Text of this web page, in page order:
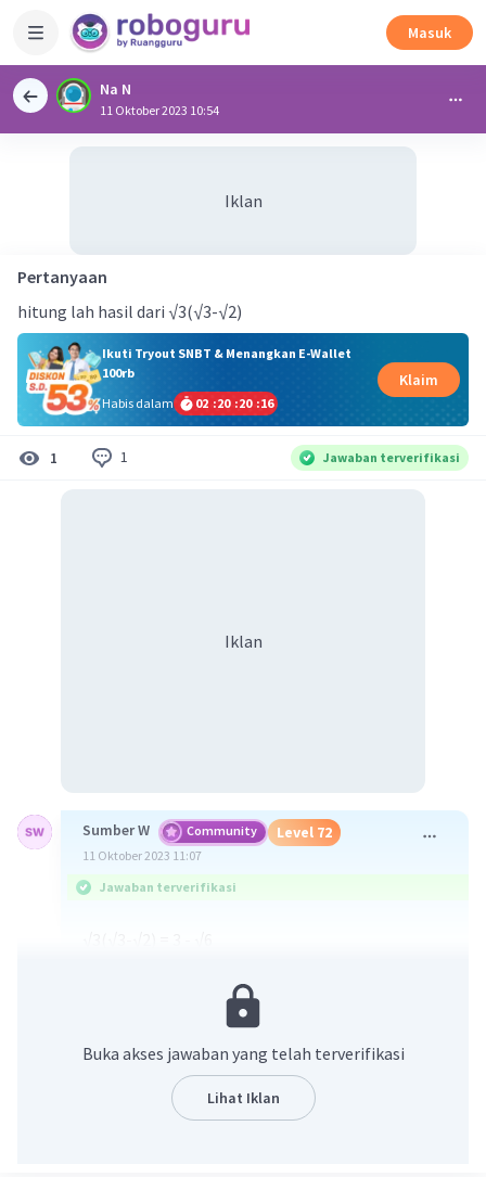
Masuk
Na N
11 Oktober 2023 10:54
Iklan
Pertanyaan
hitung lah hasil dari √3(√3-√2)
Ikuti Tryout SNBT & Menangkan E-Wallet
100rb
Habis dalam
02 :20 :20 :16
Klaim
1 1 Jawaban terverifikasi
Iklan
Sumber W Community Level 72
11 Oktober 2023 11:07
Jawaban terverifikasi
·5.0
Buka akses jawaban yang telah terverifikasi
Lihat Iklan